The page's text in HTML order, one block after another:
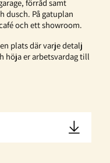
förråd samt
dusch. På gatuplan
och ett showroom.
plats där varje detalj
höja er arbetsvardag till